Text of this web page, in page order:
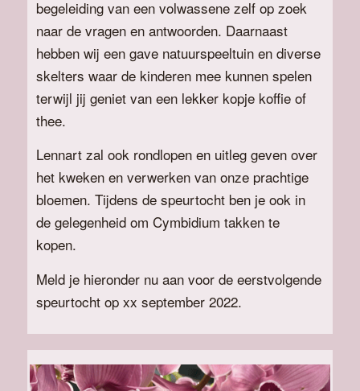
begeleiding van een volwassene zelf op zoek
naar de vragen en antwoorden. Daarnaast
hebben wij een gave natuurspeeltuin en diverse
skelters waar de kinderen mee kunnen spelen
terwijl jij geniet van een lekker kopje koffie of
thee.
Lennart zal ook rondlopen en uitleg geven over
het kweken en verwerken van onze prachtige
bloemen. Tijdens de speurtocht ben je ook in
de gelegenheid om Cymbidium takken te
kopen.
Meld je hieronder nu aan voor de eerstvolgende
speurtocht op xx september 2022.